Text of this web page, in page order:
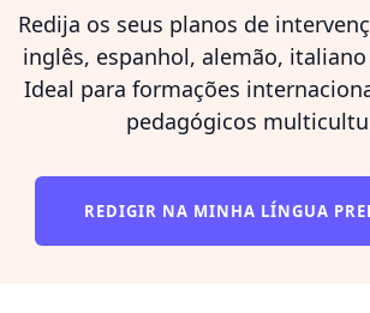
Redija os seus planos de
inglês, espanhol, alemão,
Ideal para formações
pedagógicos
REDIGIR NA MINHA LÍNGUA